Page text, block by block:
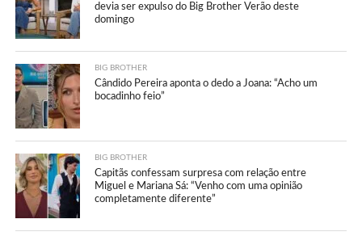
devia ser expulso do Big Brother Verão deste
domingo
BIG BROTHER
Cândido Pereira aponta o dedo a Joana: “Acho um
bocadinho feio”
BIG BROTHER
Capitãs confessam surpresa com relação entre
Miguel e Mariana Sá: “Venho com uma opinião
completamente diferente”